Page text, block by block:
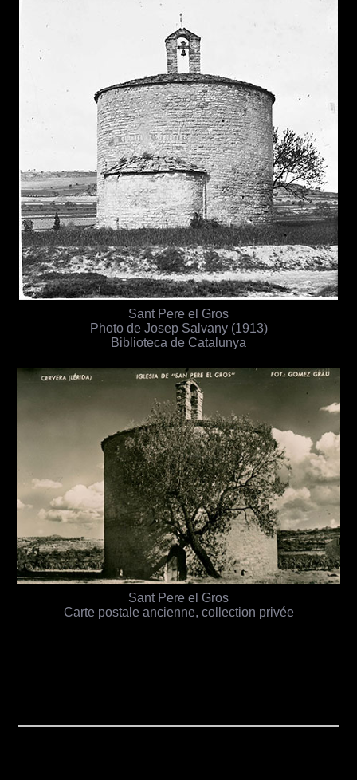
Sant Pere el Gros
Photo de Josep Salvany (1913)
Biblioteca de Catalunya
Sant Pere el Gros
Carte postale ancienne, collection privée